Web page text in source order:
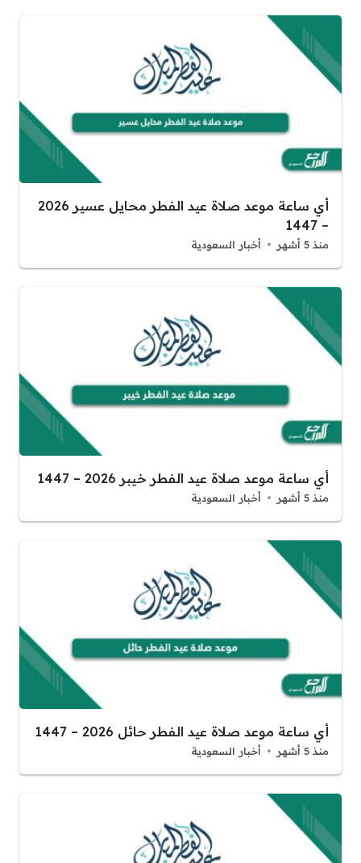
أي ساعة موعد صلاة عيد الفطر محايل عسير 2026
– 1447
منذ 5 أشهر أخبار السعودية
أي ساعة موعد صلاة عيد الفطر خيبر 2026 – 1447
منذ 5 أشهر أخبار السعودية
أي ساعة موعد صلاة عيد الفطر حائل 2026 – 1447
منذ 5 أشهر أخبار السعودية